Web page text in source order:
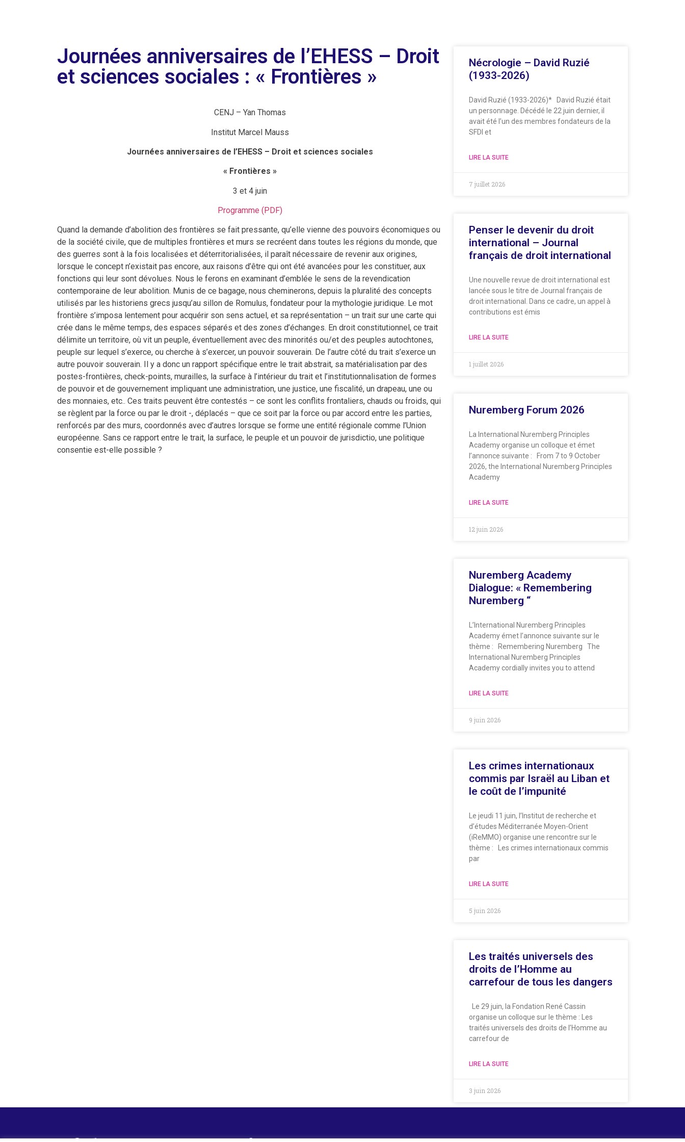
Journées anniversaires de l’EHESS – Droit
et sciences sociales : « Frontières »
CENJ – Yan Thomas
Institut Marcel Mauss
Journées anniversaires de l’EHESS – Droit et sciences sociales
« Frontières »
3 et 4 juin
Programme (PDF)
Quand la demande d’abolition des frontières se fait pressante, qu’elle vienne des pouvoirs économiques ou
de la société civile, que de multiples frontières et murs se recréent dans toutes les régions du monde, que
des guerres sont à la fois localisées et déterritorialisées, il paraît nécessaire de revenir aux origines,
lorsque le concept n’existait pas encore, aux raisons d’être qui ont été avancées pour les constituer, aux
fonctions qui leur sont dévolues. Nous le ferons en examinant d’emblée le sens de la revendication
contemporaine de leur abolition. Munis de ce bagage, nous cheminerons, depuis la pluralité des concepts
utilisés par les historiens grecs jusqu’au sillon de Romulus, fondateur pour la mythologie juridique. Le mot
frontière s’imposa lentement pour acquérir son sens actuel, et sa représentation – un trait sur une carte qui
crée dans le même temps, des espaces séparés et des zones d’échanges. En droit constitutionnel, ce trait
délimite un territoire, où vit un peuple, éventuellement avec des minorités ou/et des peuples autochtones,
peuple sur lequel s’exerce, ou cherche à s’exercer, un pouvoir souverain. De l’autre côté du trait s’exerce un
autre pouvoir souverain. Il y a donc un rapport spécifique entre le trait abstrait, sa matérialisation par des
postes-frontières, check-points, murailles, la surface à l’intérieur du trait et l’institutionnalisation de formes
de pouvoir et de gouvernement impliquant une administration, une justice, une fiscalité, un drapeau, une ou
des monnaies, etc.. Ces traits peuvent être contestés – ce sont les conflits frontaliers, chauds ou froids, qui
se règlent par la force ou par le droit -, déplacés – que ce soit par la force ou par accord entre les parties,
renforcés par des murs, coordonnés avec d’autres lorsque se forme une entité régionale comme l’Union
européenne. Sans ce rapport entre le trait, la surface, le peuple et un pouvoir de jurisdictio, une politique
consentie est-elle possible ?
Nécrologie – David Ruzié
(1933-2026)
David Ruzié (1933-2026)* David Ruzié était
un personnage. Décédé le 22 juin dernier, il
avait été l’un des membres fondateurs de la
SFDI et
LIRE LA SUITE
7 juillet 2026
Penser le devenir du droit
international – Journal
français de droit international
Une nouvelle revue de droit international est
lancée sous le titre de Journal français de
droit international. Dans ce cadre, un appel à
contributions est émis
LIRE LA SUITE
1 juillet 2026
Nuremberg Forum 2026
La International Nuremberg Principles
Academy organise un colloque et émet
l’annonce suivante : From 7 to 9 October
2026, the International Nuremberg Principles
Academy
LIRE LA SUITE
12 juin 2026
Nuremberg Academy
Dialogue: « Remembering
Nuremberg “
L’International Nuremberg Principles
Academy émet l’annonce suivante sur le
thème : Remembering Nuremberg The
International Nuremberg Principles
Academy cordially invites you to attend
LIRE LA SUITE
9 juin 2026
Les crimes internationaux
commis par Israël au Liban et
le coût de l’impunité
Le jeudi 11 juin, l’Institut de recherche et
d’études Méditerranée Moyen-Orient
(iReMMO) organise une rencontre sur le
thème : Les crimes internationaux commis
par
LIRE LA SUITE
5 juin 2026
Les traités universels des
droits de l’Homme au
carrefour de tous les dangers
Le 29 juin, la Fondation René Cassin
organise un colloque sur le thème : Les
traités universels des droits de l’Homme au
carrefour de
LIRE LA SUITE
3 juin 2026